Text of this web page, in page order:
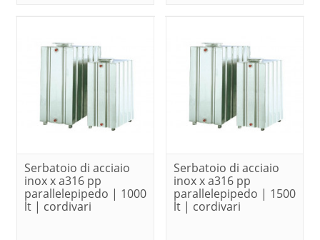
Serbatoio di acciaio
inox x a316 pp
parallelepipedo | 1000
lt | cordivari
Serbatoio di acciaio
inox x a316 pp
parallelepipedo | 1500
lt | cordivari